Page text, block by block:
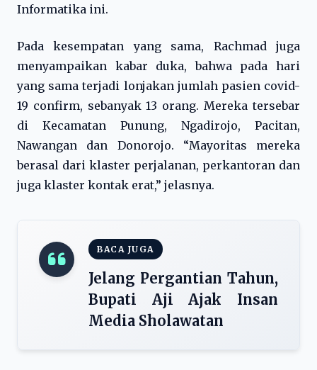
Informatika ini.
Pada kesempatan yang sama, Rachmad juga
menyampaikan kabar duka, bahwa pada hari
yang sama terjadi lonjakan jumlah pasien covid-
19 confirm, sebanyak 13 orang. Mereka tersebar
di Kecamatan Punung, Ngadirojo, Pacitan,
Nawangan dan Donorojo. “Mayoritas mereka
berasal dari klaster perjalanan, perkantoran dan
juga klaster kontak erat,” jelasnya.
BACA JUGA
Jelang Pergantian Tahun,
Bupati Aji Ajak Insan
Media Sholawatan